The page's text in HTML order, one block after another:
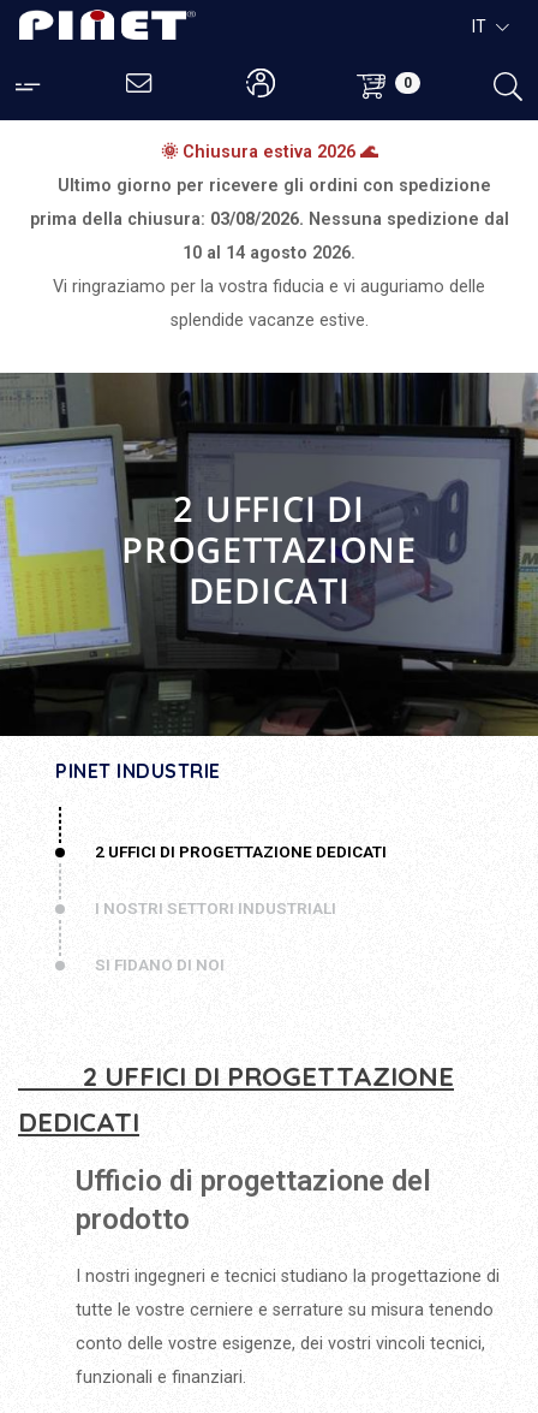
0
IT
🌞 Chiusura estiva 2026 🌊
Ultimo giorno per ricevere gli ordini con spedizione
prima della chiusura: 03/08/2026. Nessuna spedizione dal
10 al 14 agosto 2026.
Vi ringraziamo per la vostra fiducia e vi auguriamo delle
splendide vacanze estive.
2 UFFICI DI
PROGETTAZIONE
DEDICATI
PINET INDUSTRIE
2 UFFICI DI PROGETTAZIONE DEDICATI
I NOSTRI SETTORI INDUSTRIALI
SI FIDANO DI NOI
2 UFFICI DI PROGETTAZIONE
DEDICATI
Ufficio di progettazione del
prodotto
I nostri ingegneri e tecnici studiano la progettazione di
tutte le vostre cerniere e serrature su misura tenendo
conto delle vostre esigenze, dei vostri vincoli tecnici,
funzionali e finanziari.